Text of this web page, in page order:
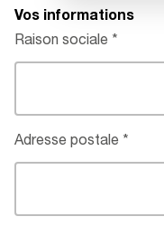
Vos informations
Raison sociale
Adresse postale